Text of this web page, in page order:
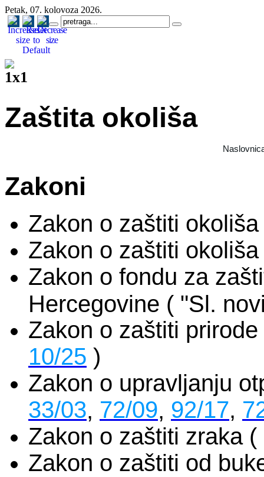
Petak, 07. kolovoza 2026.
Zaštita okoliša
Zakoni
Zakon o zaštiti
Zakon o zaštiti
Zakon o fondu za
Hercegovine ( "Sl.
Zakon o zaštiti
10/25 )
Zakon o upravljanju
33/03, 72/09, 92/17,
Zakon o zaštiti zraka
Zakon o zaštiti od